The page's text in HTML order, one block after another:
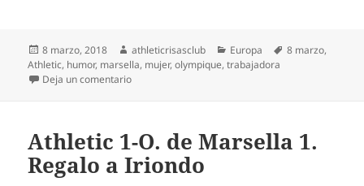
Publicado
el
8 marzo, 2018 Autor
athleticrisasclub Categorías
Europa Etiquetas
8 marzo,
Athletic, humor, marsella, mujer,olympique,trabajadora
Deja un comentarioen Olimpique-Athletic. Alma de mujer
Athletic 1-O. de Marsella 1.
Regalo a Iriondo